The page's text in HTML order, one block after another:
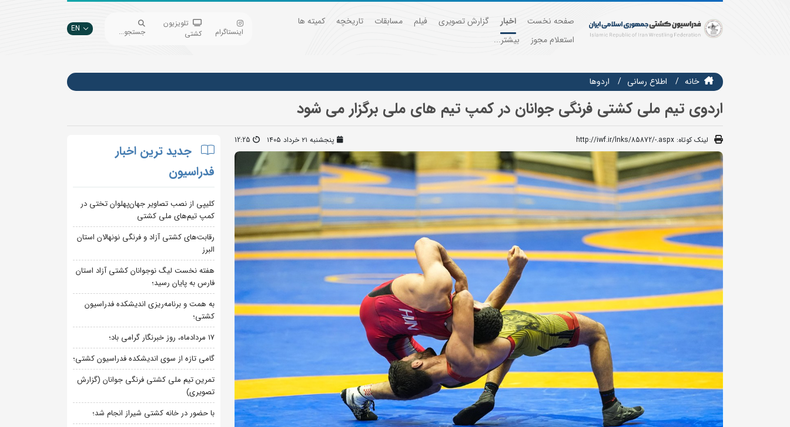
صفحه نخست اخبار گزارش تصویری فیلم مسابقات تاریخچه
کمیته ها
استعلام مجوز
بیشتر...
اینستاگرام
تلویزیون
کشتی
جستجو... EN
خانه اطلاع رسانی اردوها
اردوی تیم ملی کشتی فرنگی جوانان در کمپ تیم های ملی برگزار می شود
لینک کوتاه: http://iwf.ir/lnks/85872/-.aspx پنجشنبه ۲۱ خرداد ۱۴۰۵ 12:25
جدید ترین اخبار
فدراسیون
کلیپی از نصب تصاویر جهان‌پهلوان تختی در
کمپ تیم‌های ملی کشتی
رقابت‌های کشتی آزاد و فرنگی نونهالان استان
البرز
هفته نخست لیگ نوجوانان کشتی آزاد استان
فارس به پایان رسید؛
به همت و برنامه‌ریزی اندیشکده فدراسیون
کشتی؛
۱۷ مردادماه، روز خبرنگار گرامی باد؛
گامی تازه از سوی اندیشکده فدراسیون کشتی؛
تمرین تیم ملی کشتی فرنگی جوانان (گزارش
تصویری)
با حضور در خانه کشتی شیراز انجام شد؛